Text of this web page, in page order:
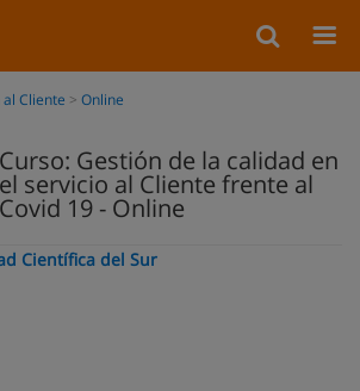
Cliente Online
Curso: Gestión de la calidad en
el servicio al Cliente frente al
Covid 19 - Online
Científica del Sur